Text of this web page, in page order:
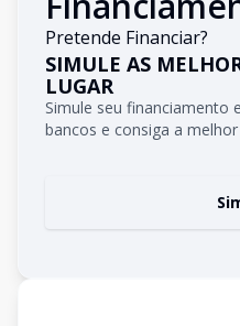
Pretende Financiar?
SIMULE AS
LUGAR
Simule seu
bancos e consiga a